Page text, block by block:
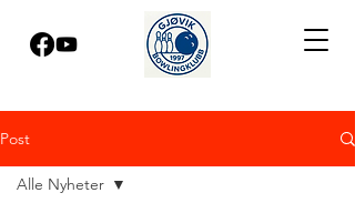
Post
Alle Nyheter